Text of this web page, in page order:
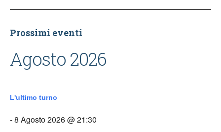
Prossimi eventi
Agosto 2026
L'ultimo turno
- 8 Agosto 2026 @ 21:30